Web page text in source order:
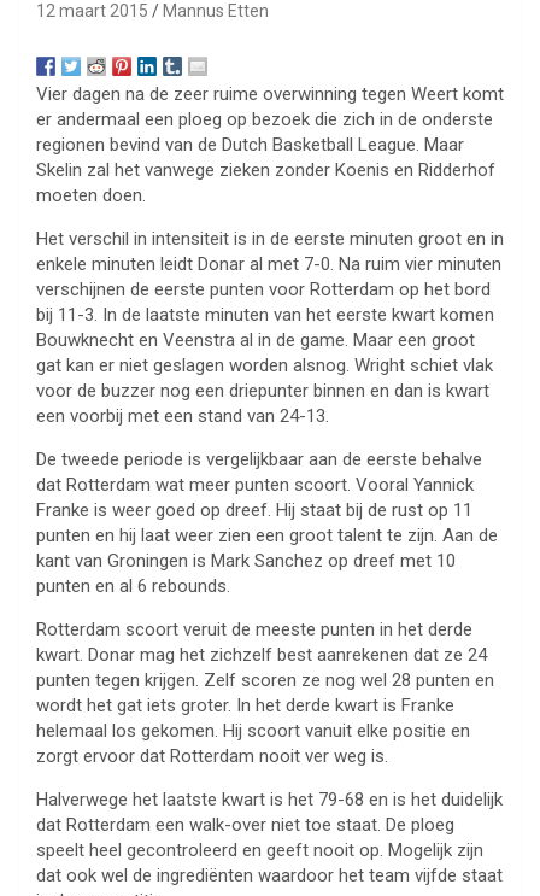
12 maart 2015 Mannus Etten
Vier dagen na de zeer ruime overwinning tegen Weert komt
er andermaal een ploeg op bezoek die zich in de onderste
regionen bevind van de Dutch Basketball League. Maar
Skelin zal het vanwege zieken zonder Koenis en Ridderhof
moeten doen.
Het verschil in intensiteit is in de eerste minuten groot en in
enkele minuten leidt Donar al met 7-0. Na ruim vier minuten
verschijnen de eerste punten voor Rotterdam op het bord
bij 11-3. In de laatste minuten van het eerste kwart komen
Bouwknecht en Veenstra al in de game. Maar een groot
gat kan er niet geslagen worden alsnog. Wright schiet vlak
voor de buzzer nog een driepunter binnen en dan is kwart
een voorbij met een stand van 24-13.
De tweede periode is vergelijkbaar aan de eerste behalve
dat Rotterdam wat meer punten scoort. Vooral Yannick
Franke is weer goed op dreef. Hij staat bij de rust op 11
punten en hij laat weer zien een groot talent te zijn. Aan de
kant van Groningen is Mark Sanchez op dreef met 10
punten en al 6 rebounds.
Rotterdam scoort veruit de meeste punten in het derde
kwart. Donar mag het zichzelf best aanrekenen dat ze 24
punten tegen krijgen. Zelf scoren ze nog wel 28 punten en
wordt het gat iets groter. In het derde kwart is Franke
helemaal los gekomen. Hij scoort vanuit elke positie en
zorgt ervoor dat Rotterdam nooit ver weg is.
Halverwege het laatste kwart is het 79-68 en is het duidelijk
dat Rotterdam een walk-over niet toe staat. De ploeg
speelt heel gecontroleerd en geeft nooit op. Mogelijk zijn
dat ook wel de ingrediënten waardoor het team vijfde staat